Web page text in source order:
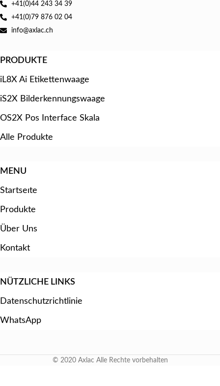
+41(0)44 243 34 39
+41(0)79 876 02 04
info@axlac.ch
PRODUKTE
iL8X Ai Etikettenwaage
iS2X Bilderkennungswaage
OS2X Pos Interface Skala
Alle Produkte
MENU
Startseıte
Produkte
Über Uns
Kontakt
NÜTZLICHE LINKS
Datenschutzrichtlinie
WhatsApp
© 2020 Axlac Alle Rechte vorbehalten